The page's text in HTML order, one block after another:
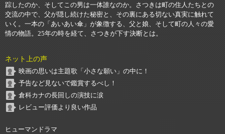
踪したのか、そしてこの男は一体誰なのか。さつきは町の住人たちとの
交流の中で、父が隠し続けた秘密と、その裏にある切ない真実に触れて
いく。一本の「あいあい傘」が象徴する、父と娘、そして町の人々の愛
情の物語。25年の時を経て、さつきが下す決断とは。
ネット上の声
映画の思いは主題歌「小さな願い」の中に！
予告など見ないで鑑賞するべし！
倉科カナの長回しの演技に涙
レビュー評価より良い作品
ヒューマンドラマ